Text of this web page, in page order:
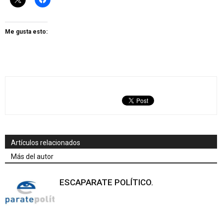
Me gusta esto:
Artículos relacionados
Más del autor
ESCAPARATE POLÍTICO.